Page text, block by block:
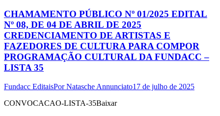
CHAMAMENTO PÚBLICO Nº 01/2025 EDITAL
Nº 08, DE 04 DE ABRIL DE 2025
CREDENCIAMENTO DE ARTISTAS E
FAZEDORES DE CULTURA PARA COMPOR
PROGRAMAÇÃO CULTURAL DA FUNDACC –
LISTA 35
Fundacc EditaisPorNatasche Annunciato17 de julho de 2025
CONVOCACAO-LISTA-35Baixar